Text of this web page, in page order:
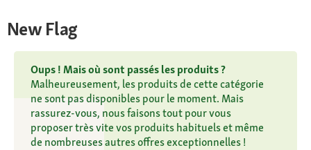
New Flag
Oups ! Mais où sont passés les produits ?
Malheureusement, les produits de cette catégorie
ne sont pas disponibles pour le moment. Mais
rassurez-vous, nous faisons tout pour vous
proposer très vite vos produits habituels et même
de nombreuses autres offres exceptionnelles !